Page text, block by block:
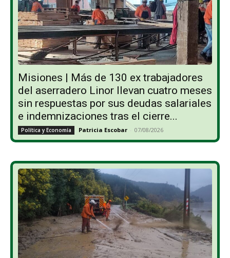
Misiones | Más de 130 ex trabajadores
del aserradero Linor llevan cuatro meses
sin respuestas por sus deudas salariales
e indemnizaciones tras el cierre...
Política y Economía Patricia Escobar - 07/08/2026